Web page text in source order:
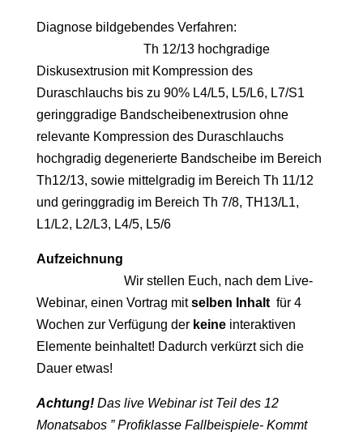
Diagnose bildgebendes Verfahren:
Th 12/13 hochgradige
Diskusextrusion mit Kompression des
Duraschlauchs bis zu 90% L4/L5, L5/L6, L7/S1
geringgradige Bandscheibenextrusion ohne
relevante Kompression des Duraschlauchs
hochgradig degenerierte Bandscheibe im Bereich
Th12/13, sowie mittelgradig im Bereich Th 11/12
und geringgradig im Bereich Th 7/8, TH13/L1,
L1/L2, L2/L3, L4/5, L5/6
Aufzeichnung
Wir stellen Euch, nach dem Live-
Webinar, einen Vortrag mitselben Inhaltfür 4
Wochen zur Verfügung der keine interaktiven
Elemente beinhaltet! Dadurch verkürzt sich die
Dauer etwas!
Achtung! Das live Webinar ist Teil des 12
Monatsabos ” Profiklasse Fallbeispiele- Kommt